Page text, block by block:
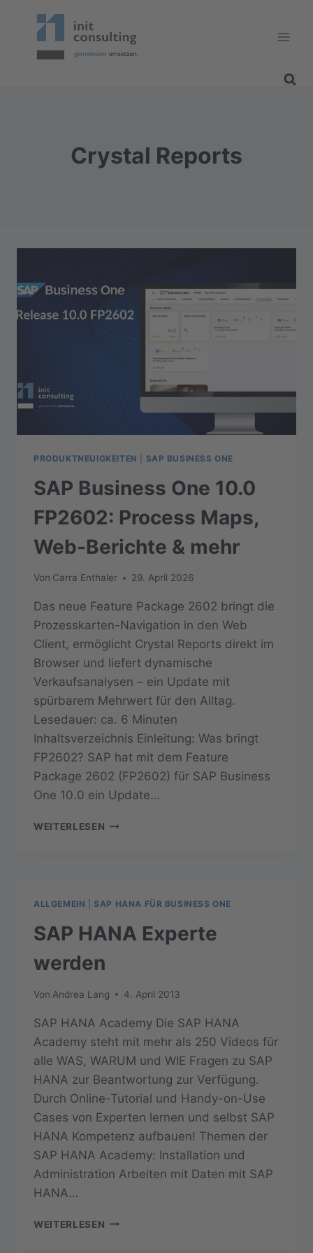
Crystal Reports
PRODUKTNEUIGKEITEN SAP BUSINESS ONE
SAP Business One 10.0
FP2602: Process Maps,
Web-Berichte & mehr
Von Carra Enthaler 29. April 2026
Das neue Feature Package 2602 bringt die
Prozesskarten-Navigation in den Web
Client, ermöglicht Crystal Reports direkt im
Browser und liefert dynamische
Verkaufsanalysen – ein Update mit
spürbarem Mehrwert für den Alltag.
Lesedauer: ca. 6 Minuten
Inhaltsverzeichnis Einleitung: Was bringt
FP2602? SAP hat mit dem Feature
Package 2602 (FP2602) für SAP Business
One 10.0 ein Update…
WEITERLESEN SAP
WEB-
BERICHTE
MEHR
ALLGEMEIN SAP HANA FÜR BUSINESS ONE
SAP HANA Experte
werden
Von Andrea Lang 4. April 2013
SAP HANA Academy Die SAP HANA
Academy steht mit mehr als 250 Videos für
alle WAS, WARUM und WIE Fragen zu SAP
HANA zur Beantwortung zur Verfügung.
Durch Online-Tutorial und Handy-on-Use
Cases von Experten lernen und selbst SAP
HANA Kompetenz aufbauen! Themen der
SAP HANA Academy: Installation und
Administration Arbeiten mit Daten mit SAP
HANA…
WEITERLESEN SAP